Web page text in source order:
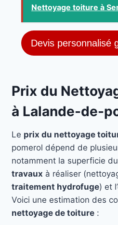
Nettoyage toiture à
Devis personnalisé
Prix du
à Lalande-de-
Le prix du nettoyage
pomerol dépend de
notamment la superficie du
travaux à réaliser
traitement hydrofuge) et
Voici une estimation des
nettoyage de toiture :